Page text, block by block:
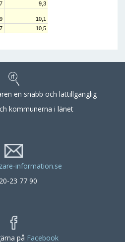
9,3
10,1
10,5
en snabb och lättillgänglig
kommunerna i länet
information.se
23 77 90
på Facebook